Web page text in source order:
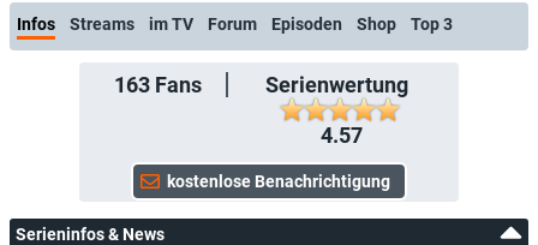
Infos Streams im TV Forum Episoden Shop Top 3
163Fans
Serienwertung
4.57
Serieninfos & News